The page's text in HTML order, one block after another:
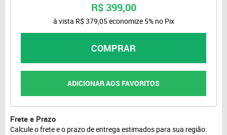
R$ 399,00
à vista R$ 379,05economize 5% no Pix
COMPRAR
ADICIONAR AOS FAVORITOS
Frete e Prazo
Calcule o frete e o prazo de entrega estimados para sua região: